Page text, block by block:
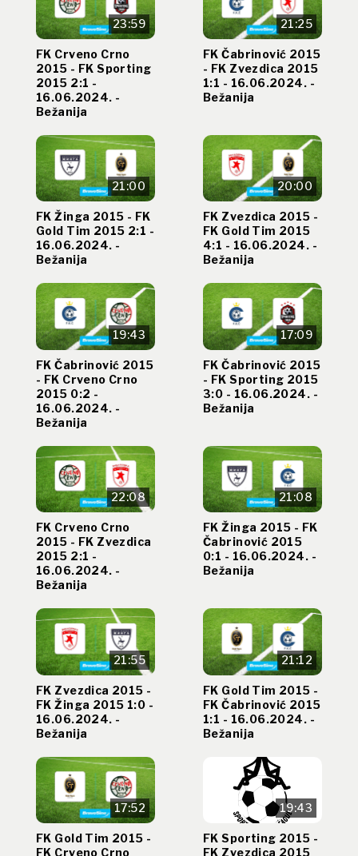
23:59
FK Crveno Crno
2015 - FK Sporting
2015 2:1 -
16.06.2024. -
Bežanija
21:25
FK Čabrinović 2015
- FK Zvezdica 2015
1:1 - 16.06.2024. -
Bežanija
21:00
FK Žinga 2015 - FK
Gold Tim 2015 2:1 -
16.06.2024. -
Bežanija
20:00
FK Zvezdica 2015 -
FK Gold Tim 2015
4:1 - 16.06.2024. -
Bežanija
19:43
FK Čabrinović 2015
- FK Crveno Crno
2015 0:2 -
16.06.2024. -
Bežanija
17:09
FK Čabrinović 2015
- FK Sporting 2015
3:0 - 16.06.2024. -
Bežanija
22:08
FK Crveno Crno
2015 - FK Zvezdica
2015 2:1 -
16.06.2024. -
Bežanija
21:08
FK Žinga 2015 - FK
Čabrinović 2015
0:1 - 16.06.2024. -
Bežanija
21:55
FK Zvezdica 2015 -
FK Žinga 2015 1:0 -
16.06.2024. -
Bežanija
21:12
FK Gold Tim 2015 -
FK Čabrinović 2015
1:1 - 16.06.2024. -
Bežanija
17:52
FK Gold Tim 2015 -
FK Crveno Crno
19:43
FK Sporting 2015 -
FK Zvezdica 2015